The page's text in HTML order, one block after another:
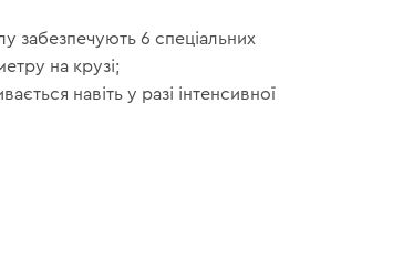
забезпечують 6 спеціальних
на крузі;
навіть у разі інтенсивної